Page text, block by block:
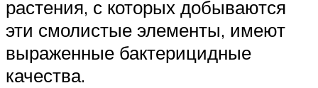
растения, с которых добываются
эти смолистые элементы, имеют
выраженные бактерицидные
качества.